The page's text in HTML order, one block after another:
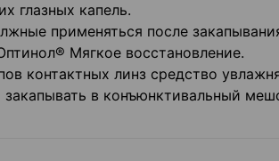
глазных капель.
применяться после
Мягкое восстановление.
контактных линз средство
в конъюнктивальный